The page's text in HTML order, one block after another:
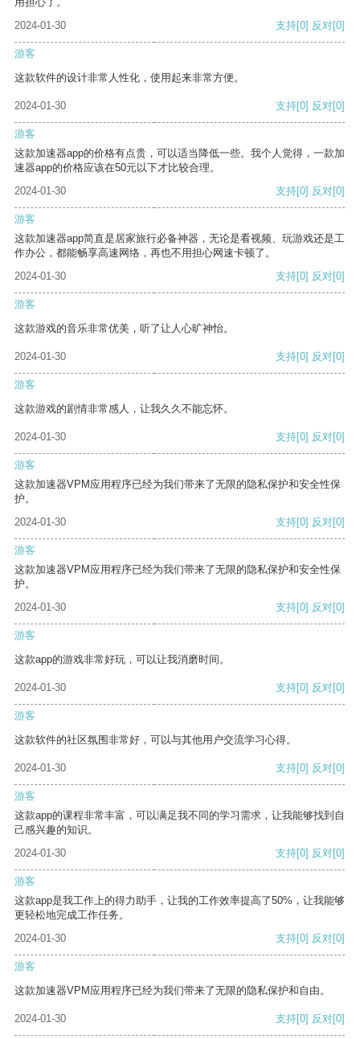
2024-01-30
支持[0] 反对[0]
游客
这款软件的设计非常人性化，使用起来非常方便。
2024-01-30 支持[0] 反对[0]
游客
这款加速器app的价格有点贵，可以适当降低一些。我个人觉得，一款加
速器app的价格应该在50元以下才比较合理。
2024-01-30
支持[0] 反对[0]
游客
这款加速器app简直是居家旅行必备神器，无论是看视频、玩游戏还是工
作办公，都能畅享高速网络，再也不用担心网速卡顿了。
2024-01-30
支持[0] 反对[0]
游客
这款游戏的音乐非常优美，听了让人心旷神怡。
2024-01-30 支持[0] 反对[0]
游客
这款游戏的剧情非常感人，让我久久不能忘怀。
2024-01-30 支持[0] 反对[0]
游客
这款加速器VPM应用程序已经为我们带来了无限的隐私保护和安全性保
护。
2024-01-30
支持[0] 反对[0]
游客
这款加速器VPM应用程序已经为我们带来了无限的隐私保护和安全性保
护。
2024-01-30
支持[0] 反对[0]
游客
这款app的游戏非常好玩，可以让我消磨时间。
2024-01-30 支持[0] 反对[0]
游客
这款软件的社区氛围非常好，可以与其他用户交流学习心得。
2024-01-30 支持[0] 反对[0]
游客
这款app的课程非常丰富，可以满足我不同的学习需求，让我能够找到自
己感兴趣的知识。
2024-01-30
支持[0] 反对[0]
游客
这款app是我工作上的得力助手，让我的工作效率提高了50%，让我能够
更轻松地完成工作任务。
2024-01-30
支持[0] 反对[0]
游客
这款加速器VPM应用程序已经为我们带来了无限的隐私保护和自由。
2024-01-30 支持[0] 反对[0]